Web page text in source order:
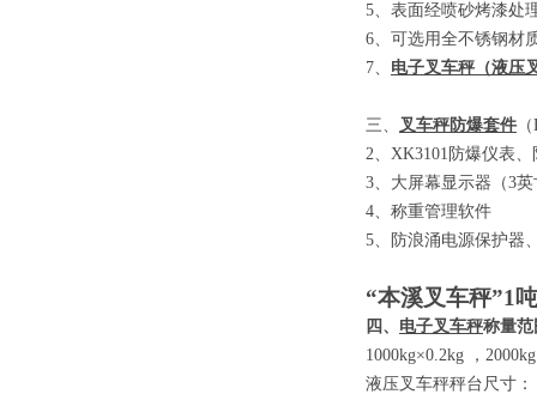
5、表面经喷砂烤漆处
6、可选用全不锈钢材
7、 电子叉车秤 （液压
三、 叉车秤防爆套件
2、 XK3101 防爆仪表
3、大屏幕显示器 （3英
4、称重管理软件
5、防浪涌电源保护器
“本溪叉车秤”1 吨
四、 电子叉车秤称量范
1000kg×0.2kg
，
液压叉车秤秤台尺寸：